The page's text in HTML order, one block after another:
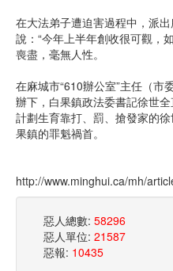
在大法弟子遭迫害過程中，派
說：“今年上半年創收很可觀，
喪盡，毫無人性。
在麻城市“610辦公室”主任（市
辦下，白果鎮政法委書記徐世
計劃生育靠打、罰、搶發家的
果鎮的罪魁禍首。
http://www.minghui.ca/mh/
惡人總數: 58296
惡人單位: 21587
惡報: 10435